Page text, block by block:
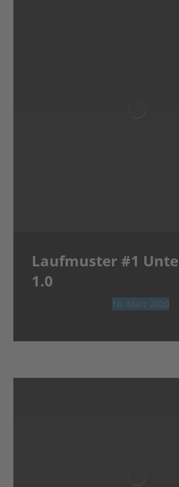
Laufmuster #1
1.0
16. März 2020